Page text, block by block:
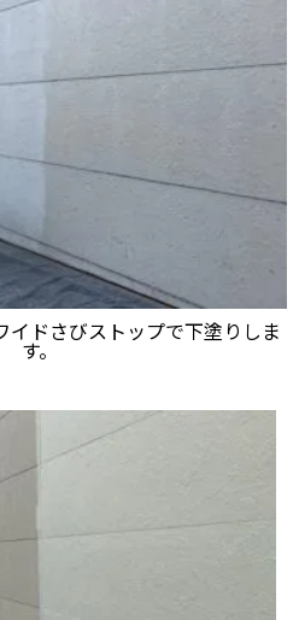
イドさびストップで下塗りしま
す。